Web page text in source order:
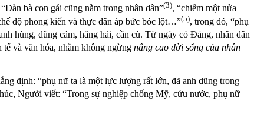
bà con gái cũng nằm trong nhân dân”(3), “chiếm một nửa
độ phong kiến và thực dân áp bức bóc lột…”(5), trong đó, “phụ
hùng, dũng cảm, hăng hái, cần cù. Từ ngày có Đảng, nhân dân
tế và văn hóa, nhằm không ngừng nâng cao đời sống của nhân
định: “phụ nữ ta là một lực lượng rất lớn, đã anh dũng trong
Người viết: “Trong sự nghiệp chống Mỹ, cứu nước, phụ nữ